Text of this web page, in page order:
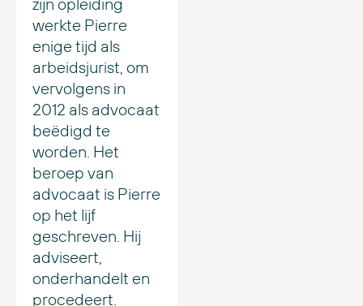
werkte Pierre
enige tijd als
arbeidsjurist, om
vervolgens in
2012 als advocaat
beëdigd te
worden. Het
beroep van
advocaat is Pierre
op het lijf
geschreven. Hij
adviseert,
onderhandelt en
procedeert.